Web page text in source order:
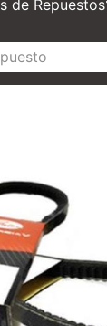
de Repuestos